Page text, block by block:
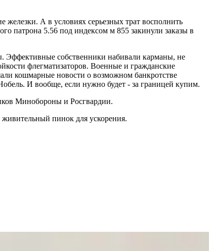
железки. А в условиях серьезных трат восполнить
патрона 5.56 под индексом м 855 закинули заказы в
Эффективные собственники набивали карманы, не
флегматизаторов. Военные и гражданские
кошмарные новости о возможном банкротстве
И вообще, если нужно будет - за границей купим.
Минобороны и Росгвардии.
пинок для ускорения.